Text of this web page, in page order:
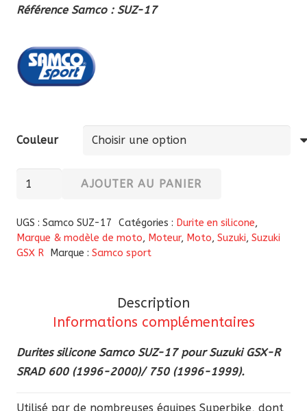
Référence Samco : SUZ-17
Couleur
quantité
Durites
silicone
Samco
GSX-
R
600
AJOUTER AU PANIER
UGS : Samco SUZ-17 Catégories : Durite en silicone,
Marque & modèle de moto, Moteur, Moto, Suzuki, Suzuki
GSX R
Marque : Samco sport
Description
Informations complémentaires
Durites silicone Samco SUZ-17 pour Suzuki GSX-R
SRAD 600 (1996-2000)/ 750 (1996-1999).
Utilisé par de nombreuses équipes Superbike, dont